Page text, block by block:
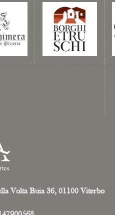
Volta Buia 36, 01100 Viterbo